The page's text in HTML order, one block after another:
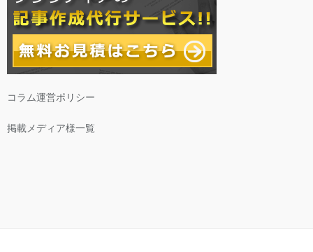
コラム運営ポリシー
掲載メディア様一覧